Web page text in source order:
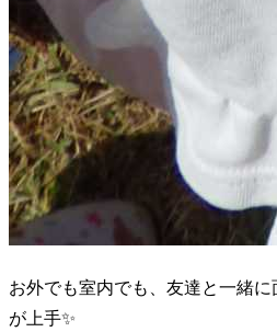
お外でも室内でも、友達と一緒
が上手✨